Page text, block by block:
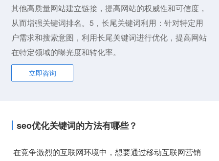
其他高质量网站建立链接，提高网站的权威性和可信度，
从而增强关键词排名。5，长尾关键词利用：针对特定用
户需求和搜索意图，利用长尾关键词进行优化，提高网站
在特定领域的曝光度和转化率。
立即咨询
seo优化关键词的方法有哪些？
在竞争激烈的互联网环境中，想要通过移动互联网营销